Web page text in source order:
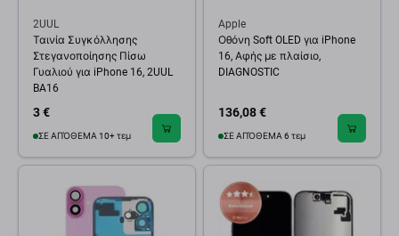
2UUL
Ταινία Συγκόλλησης
Στεγανοποίησης Πίσω
Γυαλιού για iPhone 16, 2UUL
BA16
3 €
ΣΕ ΑΠΌΘΕΜΑ 10+ τεμ
Apple
Οθόνη Soft OLED για iPhone
16, Αφής με πλαίσιο,
DIAGNOSTIC
136,08 €
ΣΕ ΑΠΌΘΕΜΑ 6 τεμ